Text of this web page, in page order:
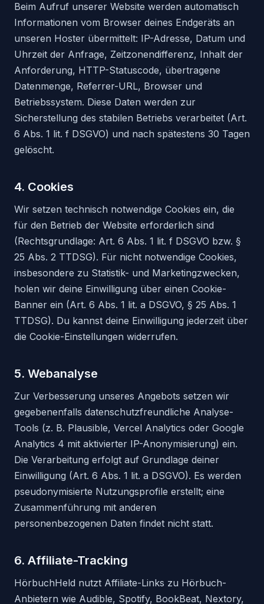
Beim Aufruf unserer Website werden automatisch
Informationen vom Browser deines Endgeräts an
unseren Hoster übermittelt: IP-Adresse, Datum und
Uhrzeit der Anfrage, Zeitzonendifferenz, Inhalt der
Anforderung, HTTP-Statuscode, übertragene
Datenmenge, Referrer-URL, Browser und
Betriebssystem. Diese Daten werden zur
Sicherstellung des stabilen Betriebs verarbeitet (Art.
6 Abs. 1 lit. f DSGVO) und nach spätestens 30 Tagen
gelöscht.
4. Cookies
Wir setzen technisch notwendige Cookies ein, die
für den Betrieb der Website erforderlich sind
(Rechtsgrundlage: Art. 6 Abs. 1 lit. f DSGVO bzw. §
25 Abs. 2 TTDSG). Für nicht notwendige Cookies,
insbesondere zu Statistik- und Marketingzwecken,
holen wir deine Einwilligung über einen Cookie-
Banner ein (Art. 6 Abs. 1 lit. a DSGVO, § 25 Abs. 1
TTDSG). Du kannst deine Einwilligung jederzeit über
die Cookie-Einstellungen widerrufen.
5. Webanalyse
Zur Verbesserung unseres Angebots setzen wir
gegebenenfalls datenschutzfreundliche Analyse-
Tools (z. B. Plausible, Vercel Analytics oder Google
Analytics 4 mit aktivierter IP-Anonymisierung) ein.
Die Verarbeitung erfolgt auf Grundlage deiner
Einwilligung (Art. 6 Abs. 1 lit. a DSGVO). Es werden
pseudonymisierte Nutzungsprofile erstellt; eine
Zusammenführung mit anderen
personenbezogenen Daten findet nicht statt.
6. Affiliate-Tracking
HörbuchHeld nutzt Affiliate-Links zu Hörbuch-
Anbietern wie Audible, Spotify, BookBeat, Nextory,